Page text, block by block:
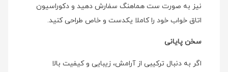
نیز به صورت ست هماهنگ سفارش دهید و دکوراسیون
اتاق خواب خود را کاملا یکدست و خاص طراحی کنید.
سخن پایانی
اگر به دنبال ترکیبی از آرامش، زیبایی و کیفیت بالا